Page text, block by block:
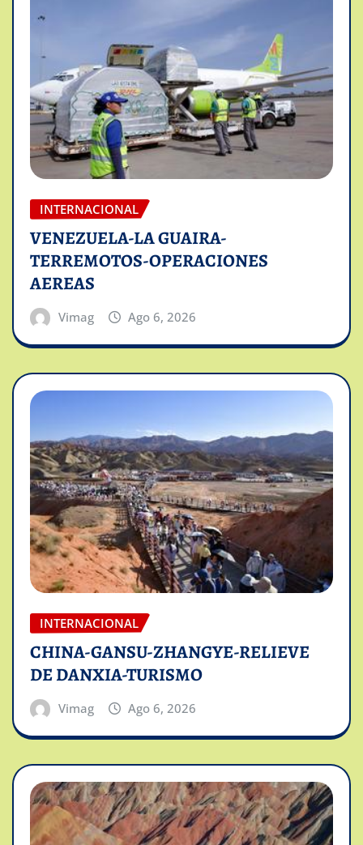
INTERNACIONAL
VENEZUELA-LA GUAIRA-
TERREMOTOS-OPERACIONES
AEREAS
Vimag Ago 6, 2026
INTERNACIONAL
CHINA-GANSU-ZHANGYE-RELIEVE
DE DANXIA-TURISMO
Vimag Ago 6, 2026